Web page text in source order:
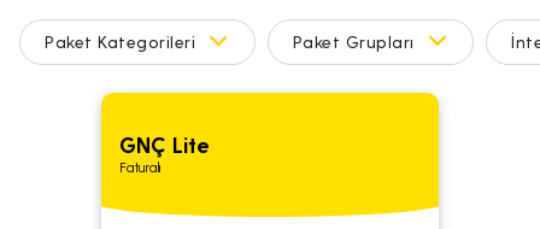
GNÇ Lite
Faturalı
Paket Kategorileri Paket Grupları